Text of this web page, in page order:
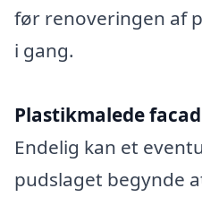
før renoveringen af
i gang.
Plastikmalede
Endelig kan et
pudslaget begynde